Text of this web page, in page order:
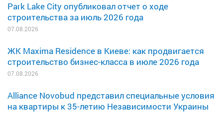
Park Lake City опубликовал отчет о ходе
строительства за июль 2026 года
07.08.2026
ЖК Maxima Residence в Киеве: как продвигается
строительство бизнес-класса в июле 2026 года
07.08.2026
Alliance Novobud представил специальные условия
на квартиры к 35-летию Независимости Украины